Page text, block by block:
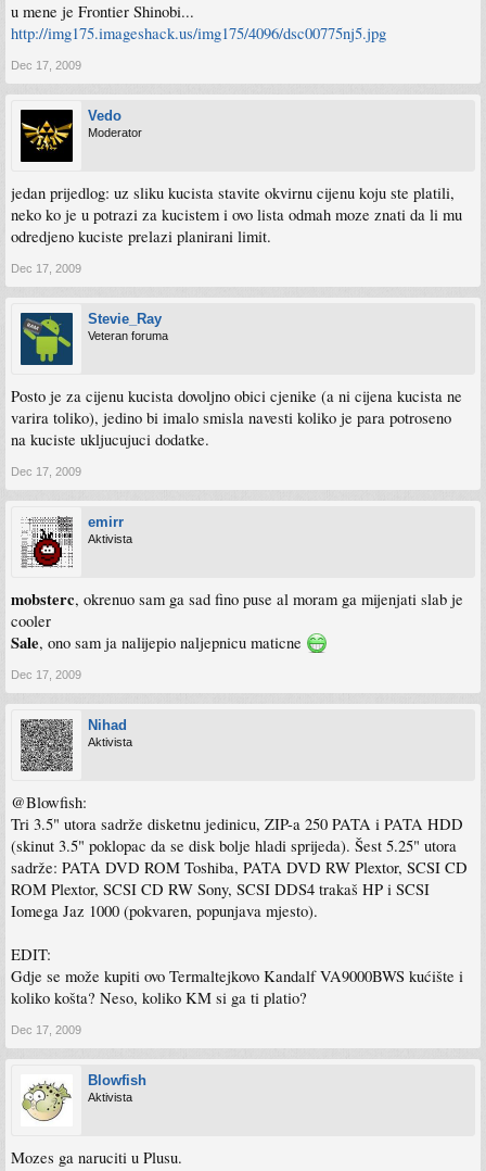
u mene je Frontier Shinobi...
http://img175.imageshack.us/img175/4096/dsc00775nj5.jpg
Dec 17, 2009
Vedo
Moderator
jedan prijedlog: uz sliku kucista stavite okvirnu cijenu koju ste platili,
neko ko je u potrazi za kucistem i ovo lista odmah moze znati da li mu
odredjeno kuciste prelazi planirani limit.
Dec 17, 2009
Stevie_Ray
Veteran foruma
Posto je za cijenu kucista dovoljno obici cjenike (a ni cijena kucista ne
varira toliko), jedino bi imalo smisla navesti koliko je para potroseno
na kuciste ukljucujuci dodatke.
Dec 17, 2009
emirr
Aktivista
mobsterc, okrenuo sam ga sad fino puse al moram ga mijenjati slab je
cooler
Sale, ono sam ja nalijepio naljepnicu maticne
Dec 17, 2009
Nihad
Aktivista
@Blowfish:
Tri 3.5" utora sadrže disketnu jedinicu, ZIP-a 250 PATA i PATA HDD
(skinut 3.5" poklopac da se disk bolje hladi sprijeda). Šest 5.25" utora
sadrže: PATA DVD ROM Toshiba, PATA DVD RW Plextor, SCSI CD
ROM Plextor, SCSI CD RW Sony, SCSI DDS4 trakaš HP i SCSI
Iomega Jaz 1000 (pokvaren, popunjava mjesto).
EDIT:
Gdje se može kupiti ovo Termaltejkovo Kandalf VA9000BWS kućište i
koliko košta? Neso, koliko KM si ga ti platio?
Dec 17, 2009
Blowfish
Aktivista
Mozes ga naruciti u Plusu.